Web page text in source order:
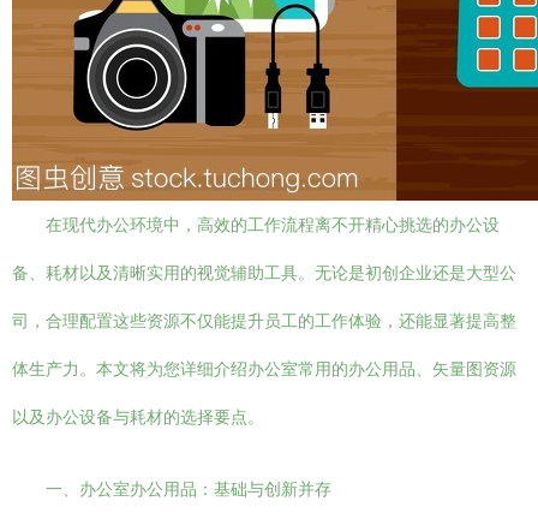
在现代办公环境中，高效的工作流程离不开精心挑选的办公设
备、耗材以及清晰实用的视觉辅助工具。无论是初创企业还是大型公
司，合理配置这些资源不仅能提升员工的工作体验，还能显著提高整
体生产力。本文将为您详细介绍办公室常用的办公用品、矢量图资源
以及办公设备与耗材的选择要点。
一、办公室办公用品：基础与创新并存